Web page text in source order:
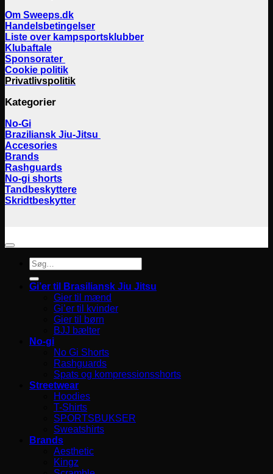
Om Sweeps.dk
Handelsbetingelser
Liste over kampsportsklubber
Klubaftale
Sponsorater
Cookie politik
Privatlivspolitik
Kategorier
No-Gi
Braziliansk Jiu-Jitsu
Accesories
Brands
Rashguards
No-gi shorts
Tandbeskyttere
Skridtbeskytter
Søg
efter:
Gi’er til Brasiliansk Jiu Jitsu
Gier til mænd
Gi’er til kvinder
Gier til børn
BJJ bælter
No-gi
No Gi Shorts
Rashguards
Spats og kompressionsshorts
Streetwear
Hoodies
T-Shirts
SPORTSBUKSER
Sweatshirts
Brands
Aesthetic
Kingz